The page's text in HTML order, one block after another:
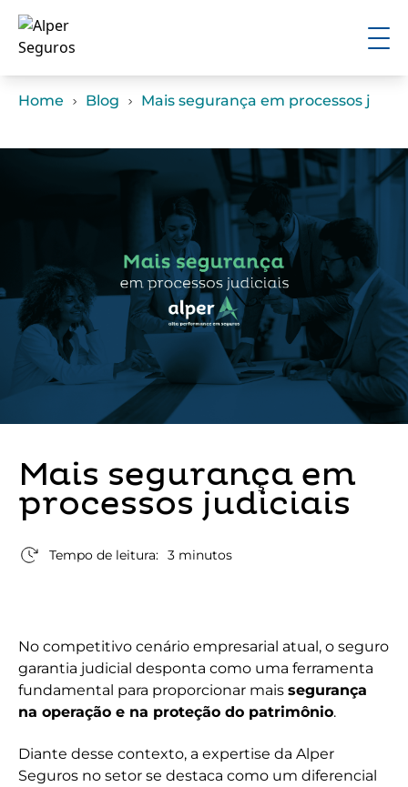
Home Blog Mais segurança em processos
Mais segurança em
processos judiciais
Tempo de leitura: 3 minutos
No competitivo cenário empresarial atual, o seguro
garantia judicial desponta como uma ferramenta
fundamental para proporcionar mais segurança
na operação e na proteção do patrimônio.
Diante desse contexto, a expertise da Alper
Seguros no setor se destaca como um diferencial